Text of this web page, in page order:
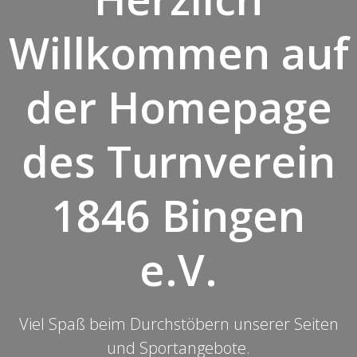
Willkommen auf
der Homepage
des Turnverein
1846 Bingen
e.V.
Viel Spaß beim Durchstöbern unserer Seiten
und Sportangebote.